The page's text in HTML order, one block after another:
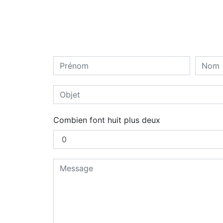
Combien font huit plus deux